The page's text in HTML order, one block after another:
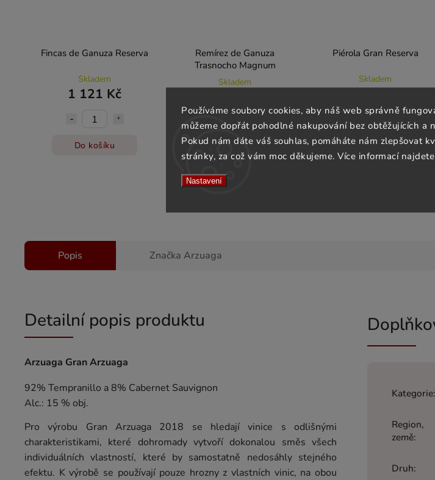
Používáme soubory cookies, aby náš web správně
můžeme dopřát pohodlné nakupování bez obtěžujících a
Pokud nám dáte váš souhlas, pomáháte nám zlepšovat
stránky, za což vám moc děkujeme. Více informací najdete
Nastavení
Fincas de Ganuza Reserva
Skladem
1 121 Kč
Do košíku
Remírez de Ganuza
Trasnocho Magnum
Skladem
Do košíku
Piérola Gran Reserva
Skladem
Do košíku
Popis Značka Arzuaga
Detailní popis produktu
Arzuaga Gran Arzuaga
92% Tempranillo a 8% Cabernet Sauvignon
Alc.: 15 % obj.
Pro výrobu Gran Arzuaga 2018 se hledají vinice s odlišnými
charakteristikami, které dohromady vytvoří dokonalou směs všech
individuálních vlastností, které by samostatně nedosáhly stejného
efektu. K výrobě se používají pouze hrozny z vlastních vinic, na obou
Kategorie:
Region,
země:
Druh: